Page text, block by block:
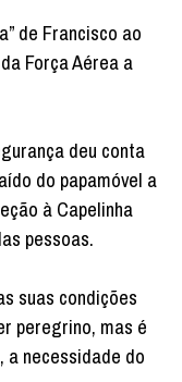
de Francisco ao
Força Aérea a
deu conta
do papamóvel a
à Capelinha
pessoas.
suas condições
peregrino, mas é
a necessidade do